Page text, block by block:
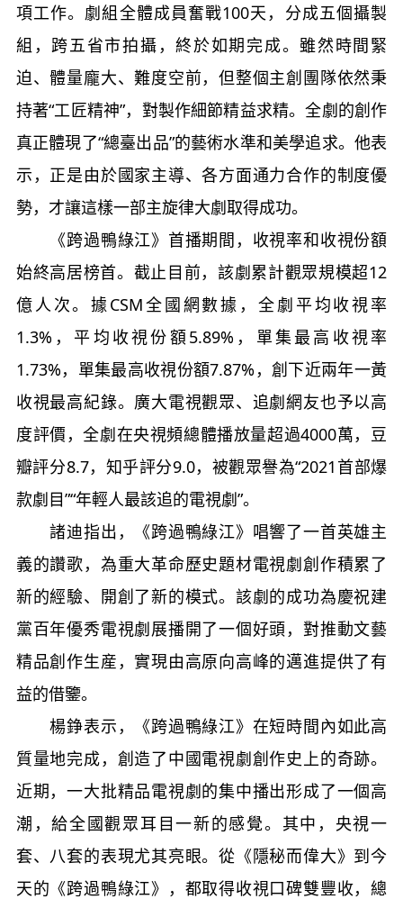
項工作。劇組全體成員奮戰100天，分成五個攝製
組，跨五省市拍攝，終於如期完成。雖然時間緊
迫、體量龐大、難度空前，但整個主創團隊依然秉
持著“工匠精神”，對製作細節精益求精。全劇的創作
真正體現了“總臺出品”的藝術水準和美學追求。他表
示，正是由於國家主導、各方面通力合作的制度優
勢，才讓這樣一部主旋律大劇取得成功。
《跨過鴨綠江》首播期間，收視率和收視份額
始終高居榜首。截止目前，該劇累計觀眾規模超12
億人次。據CSM全國網數據，全劇平均收視率
1.3%，平均收視份額5.89%，單集最高收視率
1.73%，單集最高收視份額7.87%，創下近兩年一黃
收視最高紀錄。廣大電視觀眾、追劇網友也予以高
度評價，全劇在央視頻總體播放量超過4000萬，豆
瓣評分8.7，知乎評分9.0，被觀眾譽為“2021首部爆
款劇目”“年輕人最該追的電視劇”。
諸迪指出，《跨過鴨綠江》唱響了一首英雄主
義的讚歌，為重大革命歷史題材電視劇創作積累了
新的經驗、開創了新的模式。該劇的成功為慶祝建
黨百年優秀電視劇展播開了一個好頭，對推動文藝
精品創作生産，實現由高原向高峰的邁進提供了有
益的借鑒。
楊錚表示，《跨過鴨綠江》在短時間內如此高
質量地完成，創造了中國電視劇創作史上的奇跡。
近期，一大批精品電視劇的集中播出形成了一個高
潮，給全國觀眾耳目一新的感覺。其中，央視一
套、八套的表現尤其亮眼。從《隱秘而偉大》到今
天的《跨過鴨綠江》，都取得收視口碑雙豐收，總